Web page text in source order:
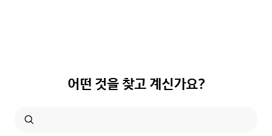
어떤 것을 찾고 계신가요?